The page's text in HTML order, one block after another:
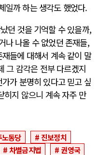
일까 하는 생각도 했었다.
던 것을 기억할 수 있을까,
나 나올 수 없었던 존재들,
들에 대해서 계속 같이 말
그 감각은 전부 다르겠지
가 분명히 있다고 믿고 싶
히지 않으니 계속 자주 만
노동당
진보정치
차별금지법
권영국